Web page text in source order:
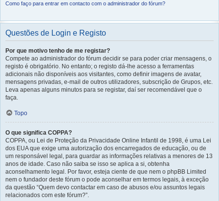
Como faço para entrar em contacto com o administrador do fórum?
Questões de Login e Registo
Por que motivo tenho de me registar?
Compete ao administrador do fórum decidir se para poder criar mensagens, o
registo é obrigatório. No entanto; o registo dá-lhe acesso a ferramentas
adicionais não disponíveis aos visitantes, como definir imagens de avatar,
mensagens privadas, e-mail de outros utilizadores, subscrição de Grupos, etc.
Leva apenas alguns minutos para se registar, daí ser recomendável que o
faça.
Topo
O que significa COPPA?
COPPA, ou Lei de Proteção da Privacidade Online Infantil de 1998, é uma Lei
dos EUA que exige uma autorização dos encarregados de educação, ou de
um responsável legal, para guardar as informações relativas a menores de 13
anos de idade. Caso não saiba se isso se aplica a si, obtenha
aconselhamento legal. Por favor, esteja ciente de que nem o phpBB Limited
nem o fundador deste fórum o pode aconselhar em termos legais, à exceção
da questão “Quem devo contactar em caso de abusos e/ou assuntos legais
relacionados com este fórum?”.